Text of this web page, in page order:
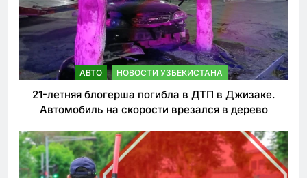
АВТО НОВОСТИ УЗБЕКИСТАНА
21-летняя блогерша погибла в ДТП в Джизаке.
Автомобиль на скорости врезался в дерево